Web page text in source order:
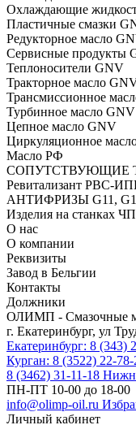
Охлаждающие
Пластичные смазки
Редукторное масло
Сервисные продукты
Теплоносители GNV
Тракторное масло
Трансмиссионное
Турбинное масло GNV
Цепное масло GNV
Циркуляционное
Масло РФ
СОПУТСТВУЮЩИЕ
Ревитализант РВС-
АНТИФРИЗЫ G11,
Изделия на станках
О нас
О компании
Реквизиты
Завод в Бельгии
Контакты
Должники
ОЛИМП - Смазочные
г. Екатеринбург, ул
Екатеринбург: 8 (343)
Курган: 8 (3522) 22-78-
8 (3462) 31-11-18
ПН-ПТ 10-00 до 18-00
info@olimp-oil.ru
Личный кабинет